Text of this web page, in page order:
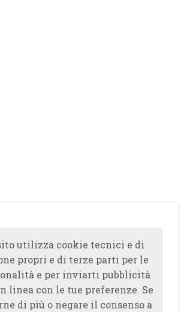
utilizza cookie tecnici e di
propri e di terze parti per le
e per inviarti pubblicità
linea con le tue preferenze. Se
di più o negare il consenso a